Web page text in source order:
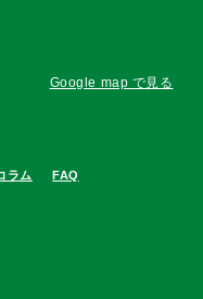
Google map で見る
ラム
FAQ